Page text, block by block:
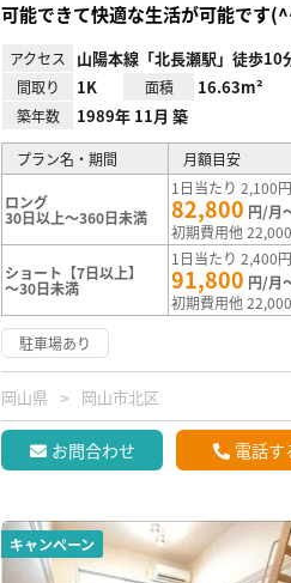
可能できて快適な生活が可能です
アクセス 山陽本線「北長瀬駅」徒歩10
間取り 1K 面積 16.63m²
築年数 1989年 11月 築
プラン名・期間 月額目安
ロング
30日以上～360日未満
1日当たり 2,100
82,800 円/月
初期費用他
ショート【7日以上】
～30日未満
1日当たり 2,400
91,800 円/月
初期費用他
駐車場あり
岡山県 岡山市北区
お問合わせ 電話す
キャンペーン